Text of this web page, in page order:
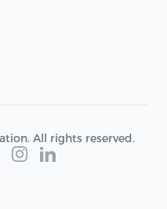
All rights reserved.